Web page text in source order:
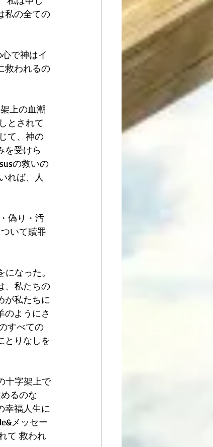
私の全ての
で神はイ
救われるの
上の血潮
とされて
て、神の
を受けら
の救いの
れば、人
偽り・汚
いて贖罪
なった。
、私たちの
が私たちに
のようにさ
すべての
とりなしを
十字架上で
るのな
幸福人生に
メッセー
て 救われ